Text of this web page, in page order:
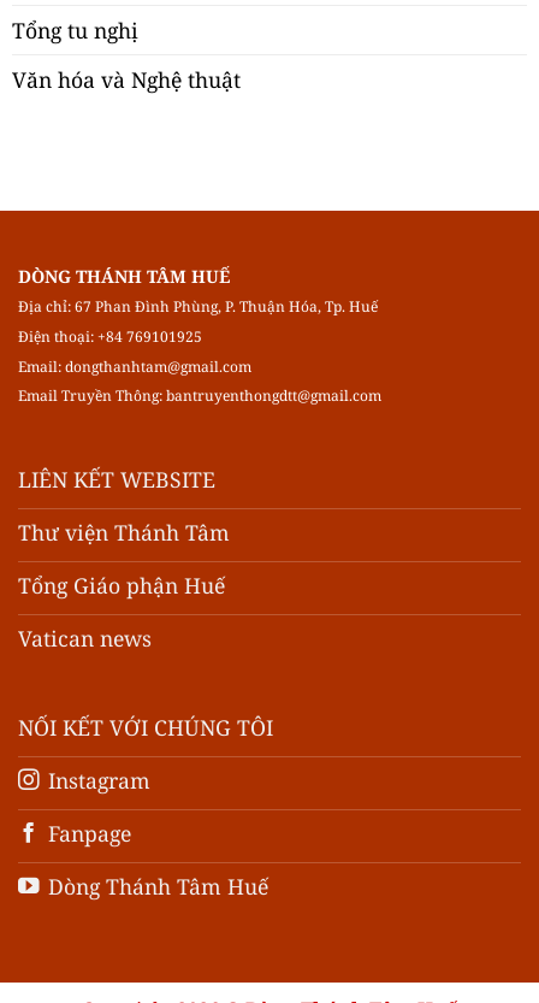
Tổng tu nghị
Văn hóa và Nghệ thuật
DÒNG THÁNH TÂM HUẾ
Địa chỉ: 67 Phan Đình Phùng, P. Thuận Hóa, Tp. Huế
Điện thoại: +84 769101925
Email:dongthanhtam@gmail.com
Email Truyền Thông:bantruyenthongdtt@gmail.com
LIÊN KẾT WEBSITE
Thư viện Thánh Tâm
Tổng Giáo phận Huế
Vatican news
NỐI KẾT VỚI CHÚNG TÔI
Instagram
Fanpage
Dòng Thánh Tâm Huế